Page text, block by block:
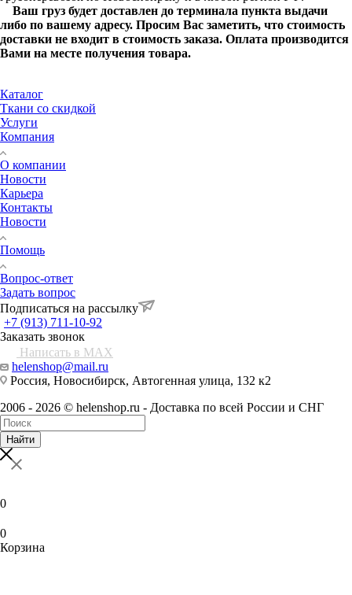
Ваш груз будет доставлен до терминала пункта выдачи
либо по вашему адресу. Просим Вас заметить, что стоимость
доставки не входит в стоимость заказа. Оплата производится
Вами на месте получения товара.
Каталог
Ткани со скидкой
Услуги
Компания
О компании
Новости
Карьера
Контакты
Новости
Помощь
Вопрос-ответ
Задать вопрос
Подписаться на рассылку
+7 (913) 711-10-92
Заказать звонок
Написать в MAX
helenshop@mail.ru
Россия, Новосибирск, Автогенная улица, 132 к2
2006 - 2026 © helenshop.ru - Доставка по всей России и СНГ
Найти
0
0
Корзина